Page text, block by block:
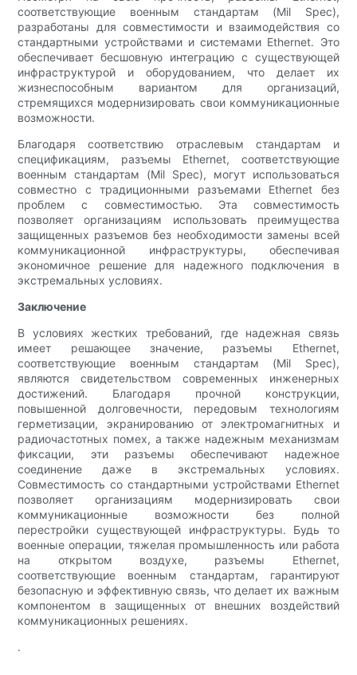
соответствующие военным стандартам (Mil Spec),
разработаны для совместимости и взаимодействия со
стандартными устройствами и системами Ethernet. Это
обеспечивает бесшовную интеграцию с существующей
инфраструктурой и оборудованием, что делает их
жизнеспособным вариантом для организаций,
стремящихся модернизировать свои коммуникационные
возможности.
Благодаря соответствию отраслевым стандартам и
спецификациям, разъемы Ethernet, соответствующие
военным стандартам (Mil Spec), могут использоваться
совместно с традиционными разъемами Ethernet без
проблем с совместимостью. Эта совместимость
позволяет организациям использовать преимущества
защищенных разъемов без необходимости замены всей
коммуникационной инфраструктуры, обеспечивая
экономичное решение для надежного подключения в
экстремальных условиях.
Заключение
В условиях жестких требований, где надежная связь
имеет решающее значение, разъемы Ethernet,
соответствующие военным стандартам (Mil Spec),
являются свидетельством современных инженерных
достижений. Благодаря прочной конструкции,
повышенной долговечности, передовым технологиям
герметизации, экранированию от электромагнитных и
радиочастотных помех, а также надежным механизмам
фиксации, эти разъемы обеспечивают надежное
соединение даже в экстремальных условиях.
Совместимость со стандартными устройствами Ethernet
позволяет организациям модернизировать свои
коммуникационные возможности без полной
перестройки существующей инфраструктуры. Будь то
военные операции, тяжелая промышленность или работа
на открытом воздухе, разъемы Ethernet,
соответствующие военным стандартам, гарантируют
безопасную и эффективную связь, что делает их важным
компонентом в защищенных от внешних воздействий
коммуникационных решениях.
.